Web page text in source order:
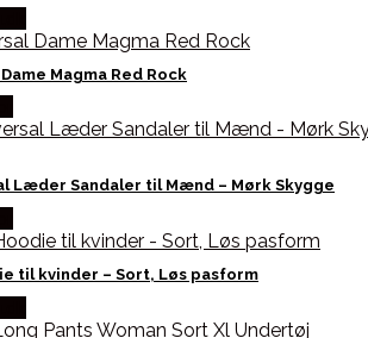
Magma Red Rock
Læder Sandaler til Mænd – Mørk Skygge
til kvinder – Sort, Løs pasform